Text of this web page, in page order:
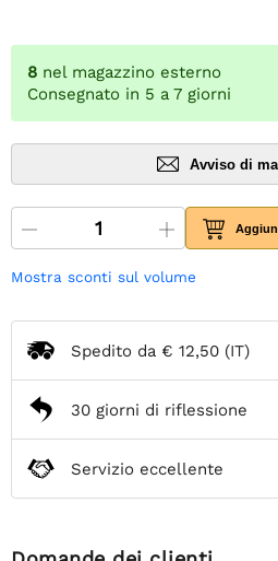
8 nel magazzino esterno
Consegnato in 5 a 7 giorni
Avviso di
Mostra sconti sul volume
Spedito da € 12,50 (IT)
30 giorni di riflessione
Servizio eccellente